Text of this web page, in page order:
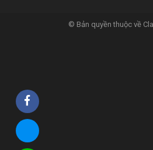
© Bản quyền thuộc về